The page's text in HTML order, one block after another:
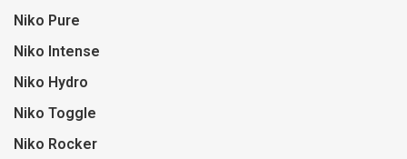
Niko Pure
Niko Intense
Niko Hydro
Niko Toggle
Niko Rocker